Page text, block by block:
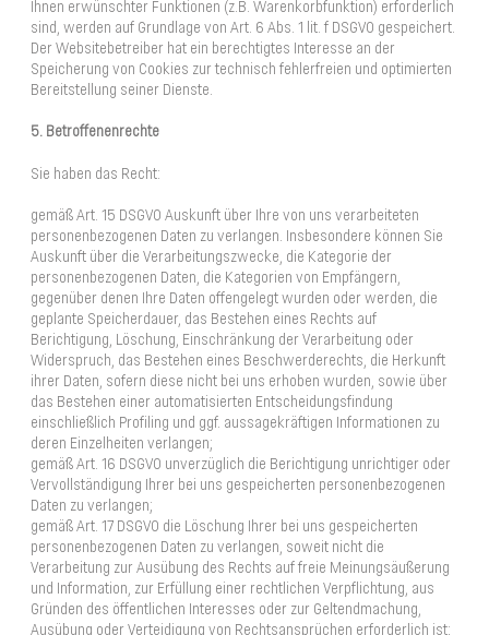
Ihnen erwünschter Funktionen (z.B. Warenkorbfunktion) erforderlich
sind, werden auf Grundlage von Art. 6 Abs. 1 lit. f DSGVO gespeichert.
Der Websitebetreiber hat ein berechtigtes Interesse an der
Speicherung von Cookies zur technisch fehlerfreien und optimierten
Bereitstellung seiner Dienste.
5. Betroffenenrechte
Sie haben das Recht:
gemäß Art. 15 DSGVO Auskunft über Ihre von uns verarbeiteten
personenbezogenen Daten zu verlangen. Insbesondere können Sie
Auskunft über die Verarbeitungszwecke, die Kategorie der
personenbezogenen Daten, die Kategorien von Empfängern,
gegenüber denen Ihre Daten offengelegt wurden oder werden, die
geplante Speicherdauer, das Bestehen eines Rechts auf
Berichtigung, Löschung, Einschränkung der Verarbeitung oder
Widerspruch, das Bestehen eines Beschwerderechts, die Herkunft
ihrer Daten, sofern diese nicht bei uns erhoben wurden, sowie über
das Bestehen einer automatisierten Entscheidungsfindung
einschließlich Profiling und ggf. aussagekräftigen Informationen zu
deren Einzelheiten verlangen;
gemäß Art. 16 DSGVO unverzüglich die Berichtigung unrichtiger oder
Vervollständigung Ihrer bei uns gespeicherten personenbezogenen
Daten zu verlangen;
gemäß Art. 17 DSGVO die Löschung Ihrer bei uns gespeicherten
personenbezogenen Daten zu verlangen, soweit nicht die
Verarbeitung zur Ausübung des Rechts auf freie Meinungsäußerung
und Information, zur Erfüllung einer rechtlichen Verpflichtung, aus
Gründen des öffentlichen Interesses oder zur Geltendmachung,
Ausübung oder Verteidigung von Rechtsansprüchen erforderlich ist;